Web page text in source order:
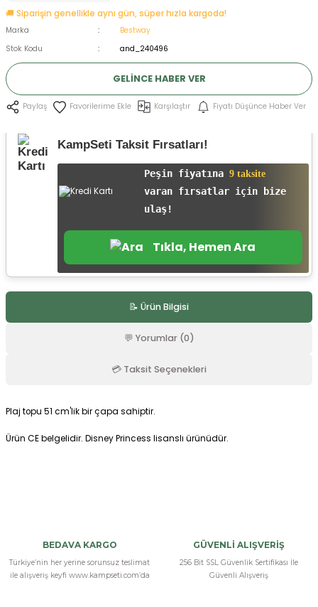
Mermisi
Tabure
🚚 Siparişin genellikle aynı gün, süper hızla kargoda!
Marka
Bestway
Stok Kodu
and_240496
GELINCE HABER VER
Paylaş Karşılaştır Fiyatı Düşünce Haber Ver
KampSeti Taksit Fırsatları!
Peşin fiyatına 9 taksite
varan fırsatlar için bize
ulaş!
Tıkla, Hemen Ara
📝 Ürün Bilgisi
💬 Yorumlar (0)
💳 Taksit Seçenekleri
Plaj topu 51 cm'lik bir çapa sahiptir.
Ürün CE belgelidir. Disney Princess lisanslı ürünüdür.
BEDAVA KARGO
Türkiye’nin her yerine sorunsuz teslimat
ile alışveriş keyfi www.kampseti.com’da
GÜVENLİ ALIŞVERİŞ
256 Bit SSL Güvenlik Sertifikası İle
Güvenli Alışveriş